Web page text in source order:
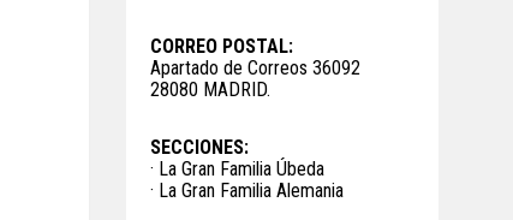
CORREO POSTAL:
Apartado de Correos 36092
28080 MADRID.
SECCIONES:
· La Gran Familia Úbeda
· La Gran Familia Alemania